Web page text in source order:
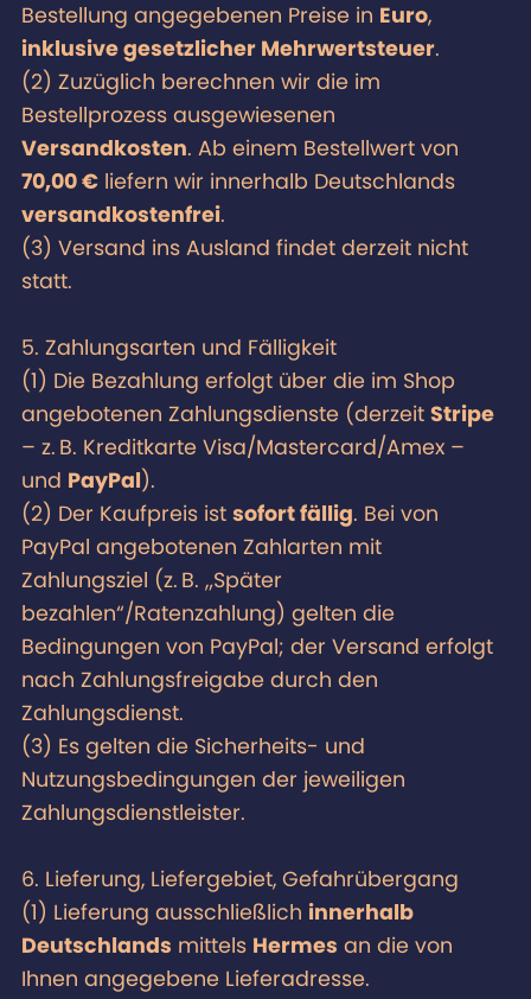
Bestellung angegebenen Preise in Euro,
inklusive gesetzlicher Mehrwertsteuer.
(2) Zuzüglich berechnen wir die im
Bestellprozess ausgewiesenen
Versandkosten. Ab einem Bestellwert von
70,00 €liefern wir innerhalb Deutschlands
versandkostenfrei.
(3) Versand ins Ausland findet derzeit nicht
statt.
5. Zahlungsarten und Fälligkeit
(1) Die Bezahlung erfolgt über die im Shop
angebotenen Zahlungsdienste (derzeit Stripe
– z. B. Kreditkarte Visa/Mastercard/Amex –
und PayPal).
(2) Der Kaufpreis ist sofort fällig. Bei von
PayPal angebotenen Zahlarten mit
Zahlungsziel (z. B. „Später
bezahlen“/Ratenzahlung) gelten die
Bedingungen von PayPal; der Versand erfolgt
nach Zahlungsfreigabe durch den
Zahlungsdienst.
(3) Es gelten die Sicherheits- und
Nutzungsbedingungen der jeweiligen
Zahlungsdienstleister.
6. Lieferung, Liefergebiet, Gefahrübergang
(1) Lieferung ausschließlich innerhalb
Deutschlands mittels Hermes an die von
Ihnen angegebene Lieferadresse.